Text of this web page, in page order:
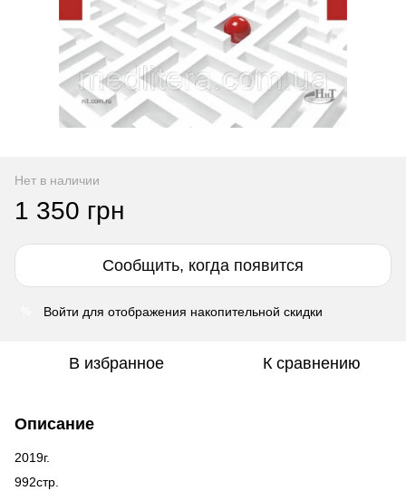
Нет в наличии
1 350 грн
Сообщить, когда появится
Войти для отображения накопительной скидки
В избранное К сравнению
Описание
2019г.
992стр.